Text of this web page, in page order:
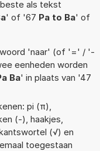
als tekst
' of '67 Pa to Ba' of
woord 'naar' (of '=' / '-
eenheden worden
Ba' in plaats van '47
pi (π),
(-), haakjes,
(√) en
toegestaan